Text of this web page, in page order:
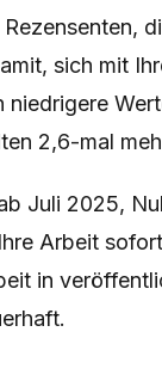
sich mit
2,6-mal
Juli 2025,
Arbeit
in